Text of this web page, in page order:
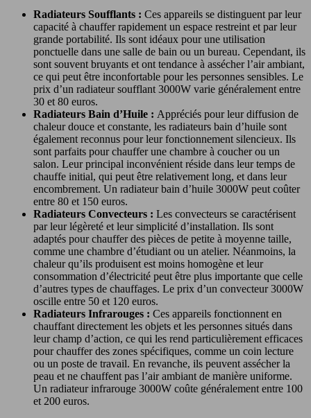
Radiateurs Soufflants : Ces appareils se distinguent par leur
capacité à chauffer rapidement un espace restreint et par leur
grande portabilité. Ils sont idéaux pour une utilisation
ponctuelle dans une salle de bain ou un bureau. Cependant, ils
sont souvent bruyants et ont tendance à assécher l’air ambiant,
ce qui peut être inconfortable pour les personnes sensibles. Le
prix d’un radiateur soufflant 3000W varie généralement entre
30 et 80 euros.
Radiateurs Bain d’Huile : Appréciés pour leur diffusion de
chaleur douce et constante, les radiateurs bain d’huile sont
également reconnus pour leur fonctionnement silencieux. Ils
sont parfaits pour chauffer une chambre à coucher ou un
salon. Leur principal inconvénient réside dans leur temps de
chauffe initial, qui peut être relativement long, et dans leur
encombrement. Un radiateur bain d’huile 3000W peut coûter
entre 80 et 150 euros.
Radiateurs Convecteurs : Les convecteurs se caractérisent
par leur légèreté et leur simplicité d’installation. Ils sont
adaptés pour chauffer des pièces de petite à moyenne taille,
comme une chambre d’étudiant ou un atelier. Néanmoins, la
chaleur qu’ils produisent est moins homogène et leur
consommation d’électricité peut être plus importante que celle
d’autres types de chauffages. Le prix d’un convecteur 3000W
oscille entre 50 et 120 euros.
Radiateurs Infrarouges : Ces appareils fonctionnent en
chauffant directement les objets et les personnes situés dans
leur champ d’action, ce qui les rend particulièrement efficaces
pour chauffer des zones spécifiques, comme un coin lecture
ou un poste de travail. En revanche, ils peuvent assécher la
peau et ne chauffent pas l’air ambiant de manière uniforme.
Un radiateur infrarouge 3000W coûte généralement entre 100
et 200 euros.